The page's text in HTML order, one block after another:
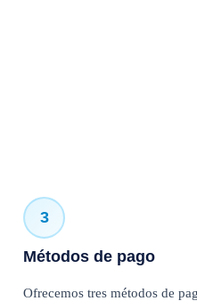
3
Métodos de pago
Ofrecemos tres métodos de